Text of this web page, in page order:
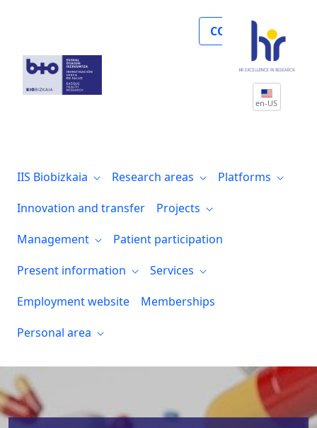
COLLABORATE
en-US
IIS Biobizkaia Research areas
Platforms
Innovation and transfer
Projects
Management
Patient participation
Present information
Services
Employment website
Memberships
Personal area